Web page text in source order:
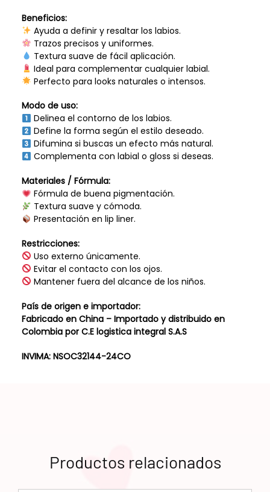
Beneficios:
Ayuda a definir y resaltar los labios.
Trazos precisos y uniformes.
Textura suave de fácil aplicación.
Ideal para complementar cualquier labial.
Perfecto para looks naturales o intensos.
Modo de uso:
Delinea el contorno de los labios.
Define la forma según el estilo deseado.
Difumina si buscas un efecto más natural.
Complementa con labial o gloss si deseas.
Materiales / Fórmula:
Fórmula de buena pigmentación.
Textura suave y cómoda.
Presentación en lip liner.
Restricciones:
Uso externo únicamente.
Evitar el contacto con los ojos.
Mantener fuera del alcance de los niños.
País de origen e importador:
Fabricado en China – Importado y distribuido en
Colombia por C.E logistica integral S.A.S
INVIMA: NSOC32144-24CO
Productos relacionados